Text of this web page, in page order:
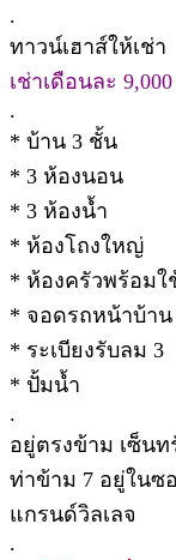
.
ทาวน์เฮาส์ให้เช่า
เช่าเดือนละ
.
* บ้าน 3 ชั้น
* 3 ห้องนอน
* 3 ห้องน้ำ
* ห้องโถงใหญ่
* ห้องครัวพร้อมใ
* จอดรถหน้าบ้า
* ระเบียงรับลม 3
* ปั้มน้ำ
.
อยู่ตรงข้าม เซ็น
ท่าข้าม 7 อยู่ในซ
แกรนด์วิลเลจ
.